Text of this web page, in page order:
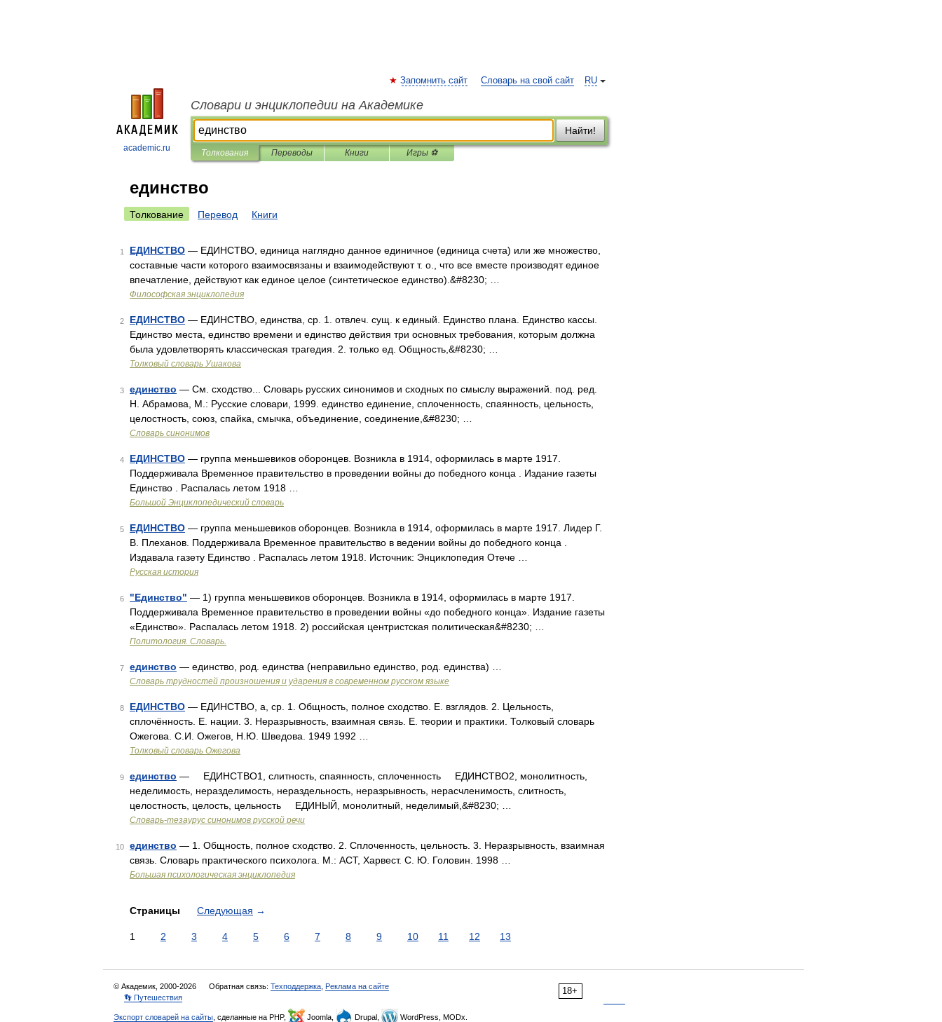
academic.ru
RU
Запомнить сайт Словарь на свой сайт
Словари и энциклопедии на Академике
Найти!
Толкования Переводы Книги Игры ⚽
единство
Толкование Перевод Книги
1 ЕДИНСТВО — ЕДИНСТВО, единица наглядно данное единичное (единица счета) или же множество,
составные части которого взаимосвязаны и взаимодействуют т. о., что все вместе производят единое
впечатление, действуют как единое целое (синтетическое единство).&#8230; …
Философская энциклопедия
2 ЕДИНСТВО — ЕДИНСТВО, единства, ср. 1. отвлеч. сущ. к единый. Единство плана. Единство кассы.
Единство места, единство времени и единство действия три основных требования, которым должна
была удовлетворять классическая трагедия. 2. только ед. Общность,&#8230; …
Толковый словарь Ушакова
3 единство — См. сходство... Словарь русских синонимов и сходных по смыслу выражений. под. ред.
Н. Абрамова, М.: Русские словари, 1999. единство единение, сплоченность, спаянность, цельность,
целостность, союз, спайка, смычка, объединение, соединение,&#8230; …
Словарь синонимов
4 ЕДИНСТВО — группа меньшевиков оборонцев. Возникла в 1914, оформилась в марте 1917.
Поддерживала Временное правительство в проведении войны до победного конца . Издание газеты
Единство . Распалась летом 1918 …
Большой Энциклопедический словарь
5 ЕДИНСТВО — группа меньшевиков оборонцев. Возникла в 1914, оформилась в марте 1917. Лидер Г.
В. Плеханов. Поддерживала Временное правительство в ведении войны до победного конца .
Издавала газету Единство . Распалась летом 1918. Источник: Энциклопедия Отече …
Русская история
6 "Единство" — 1) группа меньшевиков оборонцев. Возникла в 1914, оформилась в марте 1917.
Поддерживала Временное правительство в проведении войны «до победного конца». Издание газеты
«Единство». Распалась летом 1918. 2) российская центристская политическая&#8230; …
Политология. Словарь.
7 единство — единство, род. единства (неправильно единство, род. единства) …
Словарь трудностей произношения и ударения в современном русском языке
8 ЕДИНСТВО — ЕДИНСТВО, а, ср. 1. Общность, полное сходство. Е. взглядов. 2. Цельность,
сплочённость. Е. нации. 3. Неразрывность, взаимная связь. Е. теории и практики. Толковый словарь
Ожегова. С.И. Ожегов, Н.Ю. Шведова. 1949 1992 …
Толковый словарь Ожегова
9 единство — ЕДИНСТВО1, слитность, спаянность, сплоченность ЕДИНСТВО2, монолитность,
неделимость, неразделимость, нераздельность, неразрывность, нерасчленимость, слитность,
целостность, целость, цельность ЕДИНЫЙ, монолитный, неделимый,&#8230; …
Словарь-тезаурус синонимов русской речи
10 единство — 1. Общность, полное сходство. 2. Сплоченность, цельность. 3. Неразрывность, взаимная
связь. Словарь практического психолога. М.: АСТ, Харвест. С. Ю. Головин. 1998 …
Большая психологическая энциклопедия
Страницы Следующая →
1 2 3 4 5 6 7 8 9 10 11 12 13
18+
© Академик, 2000-2026 Обратная связь: Техподдержка Реклама на сайте
👣 Путешествия
Экспорт словарей на сайты , сделанные на PHP, Joomla, Drupal, WordPress, MODx.